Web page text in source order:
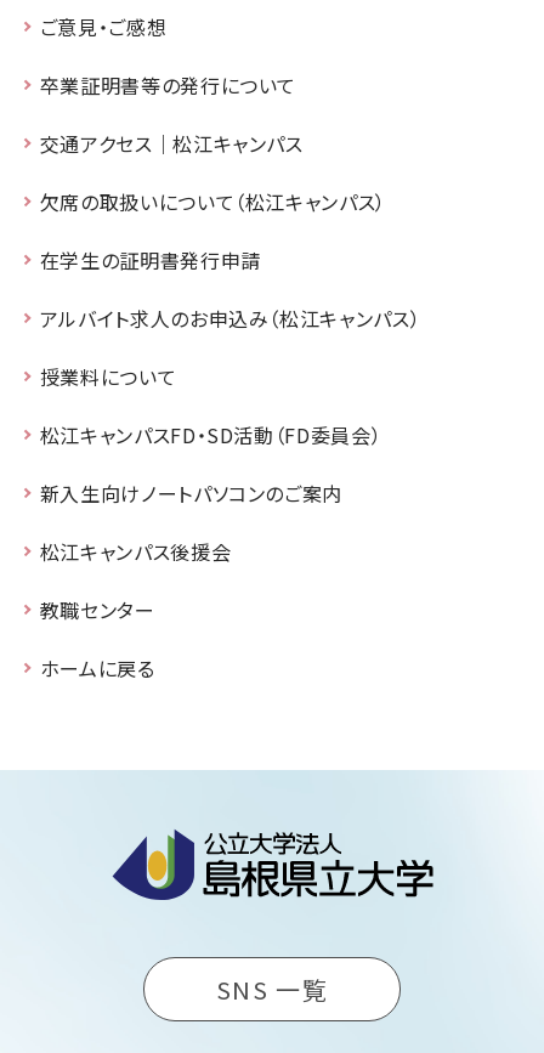
ご意見・ご感想
卒業証明書等の発行について
交通アクセス｜松江キャンパス
欠席の取扱いについて（松江キャンパス）
在学生の証明書発行申請
アルバイト求人のお申込み（松江キャンパス）
授業料について
松江キャンパスFD・SD活動（FD委員会）
新入生向けノートパソコンのご案内
松江キャンパス後援会
教職センター
ホームに戻る
SNS 一覧